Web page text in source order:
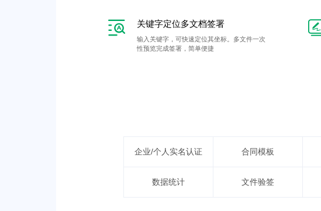
关键字定位多文档签署
输入关键字，可快速定位其坐标。多文件一次
性预览完成签署，简单便捷
企业/个人实名认证 合同模板
数据统计 文件验签